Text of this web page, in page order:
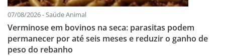
07/08/2026 - Saúde Animal
Verminose em bovinos na seca: parasitas podem
permanecer por até seis meses e reduzir o ganho de
peso do rebanho